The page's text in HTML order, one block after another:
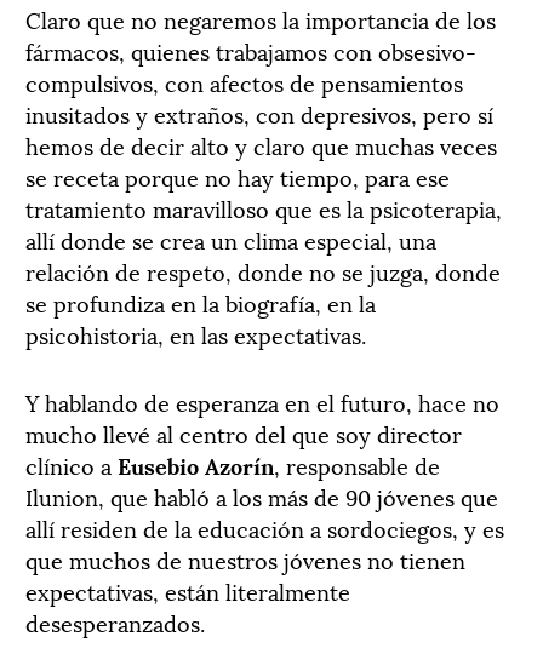
Claro que no negaremos la importancia de los
fármacos, quienes trabajamos con obsesivo-
compulsivos, con afectos de pensamientos
inusitados y extraños, con depresivos, pero sí
hemos de decir alto y claro que muchas veces
se receta porque no hay tiempo, para ese
tratamiento maravilloso que es la psicoterapia,
allí donde se crea un clima especial, una
relación de respeto, donde no se juzga, donde
se profundiza en la biografía, en la
psicohistoria, en las expectativas.
Y hablando de esperanza en el futuro, hace no
mucho llevé al centro del que soy director
clínico a Eusebio Azorín, responsable de
Ilunion, que habló a los más de 90 jóvenes que
allí residen de la educación a sordociegos, y es
que muchos de nuestros jóvenes no tienen
expectativas, están literalmente
desesperanzados.